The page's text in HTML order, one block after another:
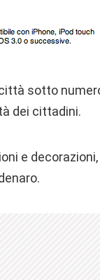
sotto
dei cittadini.
e